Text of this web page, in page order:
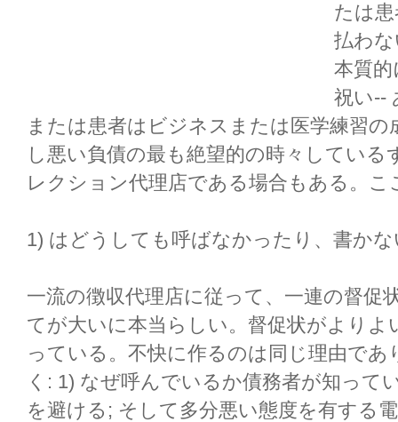
たは
払わ
本質
祝い--
または患者はビジネスまたは医学練習
し悪い負債の最も絶望的の時々してい
レクション代理店である場合もある。
1) はどうしても呼ばなかったり、書かな
一流の徴収代理店に従って、一連の督促
てが大いに本当らしい。督促状がより
っている。不快に作るのは同じ理由で
く: 1) なぜ呼んでいるか債務者が知って
を避ける; そして多分悪い態度を有する